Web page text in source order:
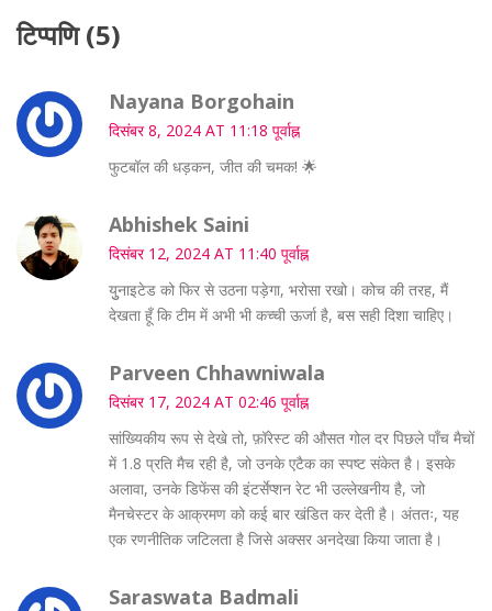
टिप्पणि (5)
Nayana Borgohain
दिसंबर 8, 2024 AT 11:18 पूर्वाह्न
फुटबॉल की धड़कन, जीत की चमक! 🌟
Abhishek Saini
दिसंबर 12, 2024 AT 11:40 पूर्वाह्न
युुनाइटेड को फिर से उठना पड़ेगा, भरोसा रखो। कोच की तरह, मैं
देखता हूँ कि टीम में अभी भी कच्ची ऊर्जा है, बस सही दिशा चाहिए।
Parveen Chhawniwala
दिसंबर 17, 2024 AT 02:46 पूर्वाह्न
सांख्यिकीय रूप से देखे तो, फ़ॉरेस्ट की औसत गोल दर पिछले पाँच मैचों
में 1.8 प्रति मैच रही है, जो उनके एटैक का स्पष्ट संकेत है। इसके
अलावा, उनके डिफेंस की इंटर्सेप्शन रेट भी उल्लेखनीय है, जो
मैनचेस्टर के आक्रमण को कई बार खंडित कर देती है। अंततः, यह
एक रणनीतिक जटिलता है जिसे अक्सर अनदेखा किया जाता है।
Saraswata Badmali